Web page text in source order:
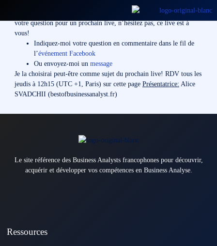
avec le métier de Business Analyst. Si vous voulez me soumettre
votre question pour un prochain live, n’hésitez pas, ce live est à
vous!
Indiquez-moi votre question en commentaire dans le fil de
l’événement Facebook
Ou envoyez-moi un message
Je la choisirai peut-être comme sujet du prochain live! RDV tous les
jeudis à 12h15 (UTC +1, Paris) sur cette page Présentatrice: Alice
SVADCHII (bestofbusinessanalyst.fr)
Le site référence des Business Analysts francophones pour découvrir,
acquérir et développer vos compétences en Business Analyse.
Ressources